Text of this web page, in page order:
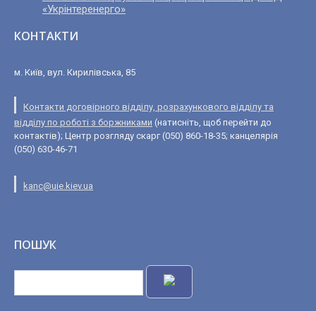
«Укрінтеренерго»
КОНТАКТИ
м. Київ, вул. Кирилівська, 85
Контакти договірного відділу, розрахункового відділу та
відділу по роботі з боржниками (натисніть, щоб перейти до
контактів); Центр розгляду скарг (050) 860-18-35; канцелярія
(050) 630-46-71
kanc@uie.kiev.ua
ПОШУК